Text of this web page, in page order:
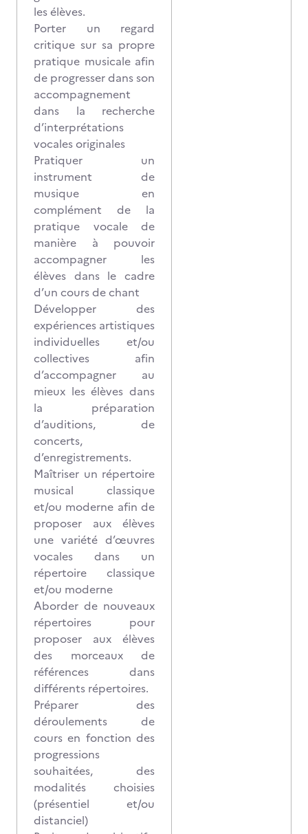
les élèves.
Porter un regard
critique sur sa propre
pratique musicale afin
de progresser dans son
accompagnement
dans la recherche
d’interprétations
vocales originales
Pratiquer un
instrument de
musique en
complément de la
pratique vocale de
manière à pouvoir
accompagner les
élèves dans le cadre
d’un cours de chant
Développer des
expériences artistiques
individuelles et/ou
collectives afin
d’accompagner au
mieux les élèves dans
la préparation
d’auditions, de
concerts,
d’enregistrements.
Maîtriser un répertoire
musical classique
et/ou moderne afin de
proposer aux élèves
une variété d’œuvres
vocales dans un
répertoire classique
et/ou moderne
Aborder de nouveaux
répertoires pour
proposer aux élèves
des morceaux de
références dans
différents répertoires.
Préparer des
déroulements de
cours en fonction des
progressions
souhaitées, des
modalités choisies
(présentiel et/ou
distanciel)